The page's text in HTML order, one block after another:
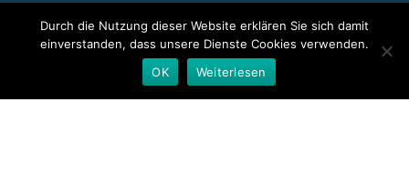
Event bzw. das Stellenangebot sowie für das angezeigte Bild- und
Tonmaterial ist allein der jeweils angegebene Herausgeber
verantwortlich. Dieser ist in der Regel auch Urheber der
Pressetexte sowie der angehängten Bild-, Ton- und
Durch die Nutzung dieser Website erklären Sie sich damit
einverstanden, dass unsere Dienste Cookies verwenden.
OK
Weiterlesen